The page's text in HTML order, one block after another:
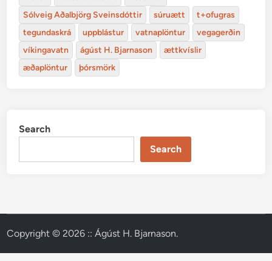
Sólveig Aðalbjörg Sveinsdóttir
súruætt
t+ofugras
tegundaskrá
uppblástur vatnaplöntur
vegagerðin
víkingavatn
ágúst H. Bjarnason
ættkvíslir
æðaplöntur
þórsmörk
Search
Search
Copyright © 2026 :: Ágúst H. Bjarnason.